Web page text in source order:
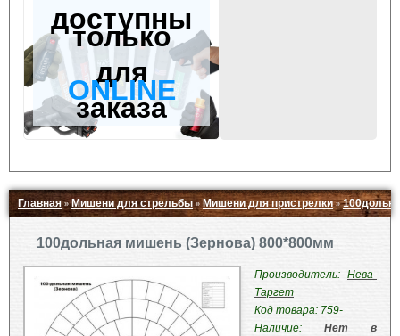
доступны
только
для
ONLINE
заказа
Главная»Мишени для стрельбы » Мишени для пристрелки»
100дольная мишень (Зернова) 800*800мм
Производитель: Нева-
Таргет
Код товара: 759-
Наличие: Нет в